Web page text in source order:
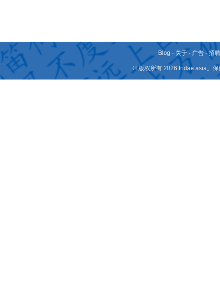
Blog - 关于 - 广告 -招
© 版权所有 2026 fridae.asia。